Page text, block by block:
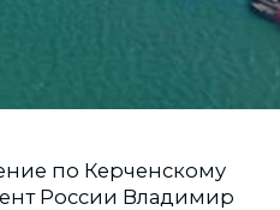
по Керченскому
России Владимир